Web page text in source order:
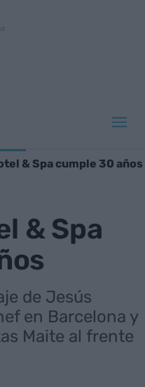
& Spa cumple 30 años
& Spa
de Jesús
en Barcelona y
Maite al frente